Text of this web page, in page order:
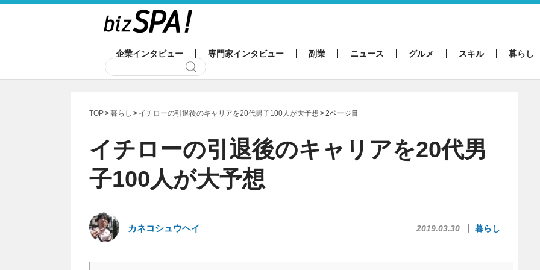
企業インタビュー 専門家インタビュー 副業 ニュース グルメ スキル 暮らし
TOP 暮らし イチローの引退後のキャリアを20代男子100人が大予想 2ページ目
イチローの引退後のキャリアを20代男
子100人が大予想
カネコシュウヘイ 2019.03.30 暮らし